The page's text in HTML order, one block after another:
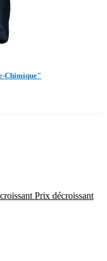
Chimique"
Prix ​​décroissant